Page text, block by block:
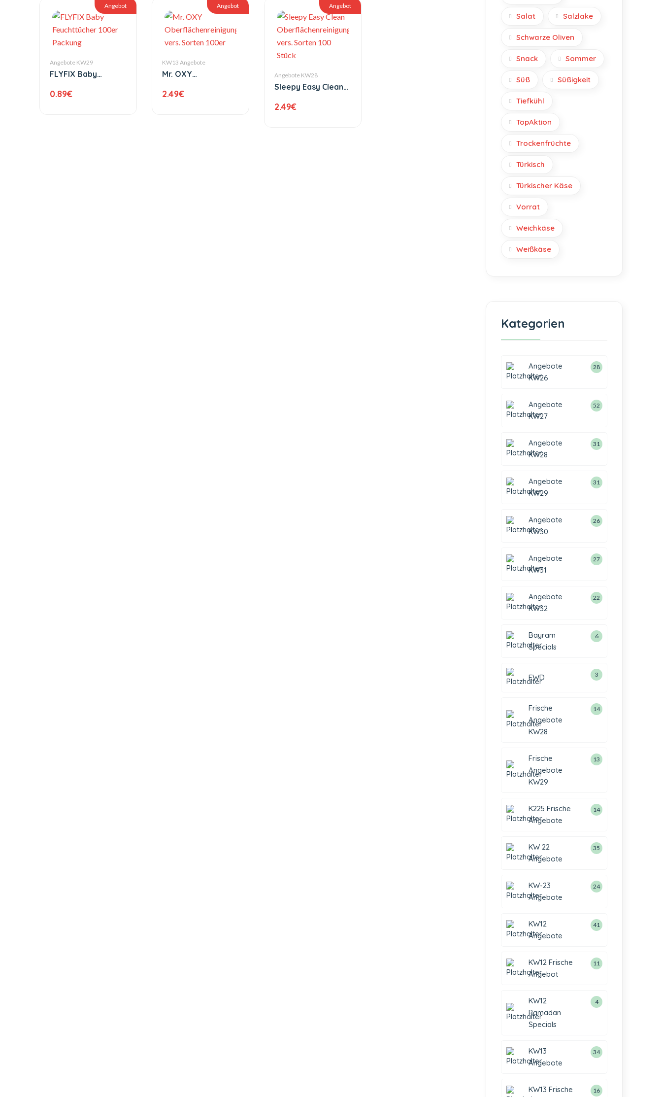
Angebot
Angebote KW29
FLYFIX Baby
Packung
0.89€
Angebot
KW13 Angebote
Mr. OXY
Oberflächenreinigungstücher
vers. Sorten 100er
2.49€
Angebot
Angebote KW28
Sleepy Easy Clean
vers. Sorten 100
2.49€
Salat Salzlake
Schwarze Oliven
Snack Sommer
Süß Süßigkeit
Tiefkühl
TopAktion
Trockenfrüchte
Türkisch
Türkischer Käse
Vorrat
Weichkäse
Weißkäse
Kategorien
Angebote
KW26
28
Angebote
KW27
52
Angebote
KW28
31
Angebote
KW29
31
Angebote
KW30
26
Angebote
KW31
27
Angebote
KW32
22
Bayram
Specials
6
EWD 3
Frische
Angebote
KW28
14
Frische
Angebote
KW29
13
K225 Frische
Angebote
14
KW 22
Angebote
35
KW-23
Angebote
24
KW12
Angebote
41
KW12 Frische
Angebot
11
KW12
Ramadan
Specials
4
KW13
Angebote
34
KW13 Frische
16